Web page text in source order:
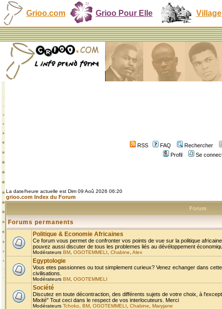
Grioo.com Grioo Pour Elle Village
RSS FAQ
Rechercher
Profil
Se
La date/heure actuelle est Dim 09 Aoû 2026 06:20
grioo.com Index du Forum
Forum
Forums permanents
Politique & Economie Africaines
Ce forum vous permet de confronter vos points de vue sur la politique
pouvez aussi discuter de tous les problemes liés au dévéloppement
Modérateurs BM OGOTEMMELI Chabine Alex
Egyptologie
Vous etes passionnes ou tout simplement curieux? Venez echanger dans
civilisations.
Modérateurs BM OGOTEMMELI
Société
Discutez en toute décontraction, des différents sujets de votre choix, à
Mixité" Tout ceci dans le respect de vos interlocuteurs. Merci
Modérateurs Tchoko BM OGOTEMMELI Chabine Maryjane